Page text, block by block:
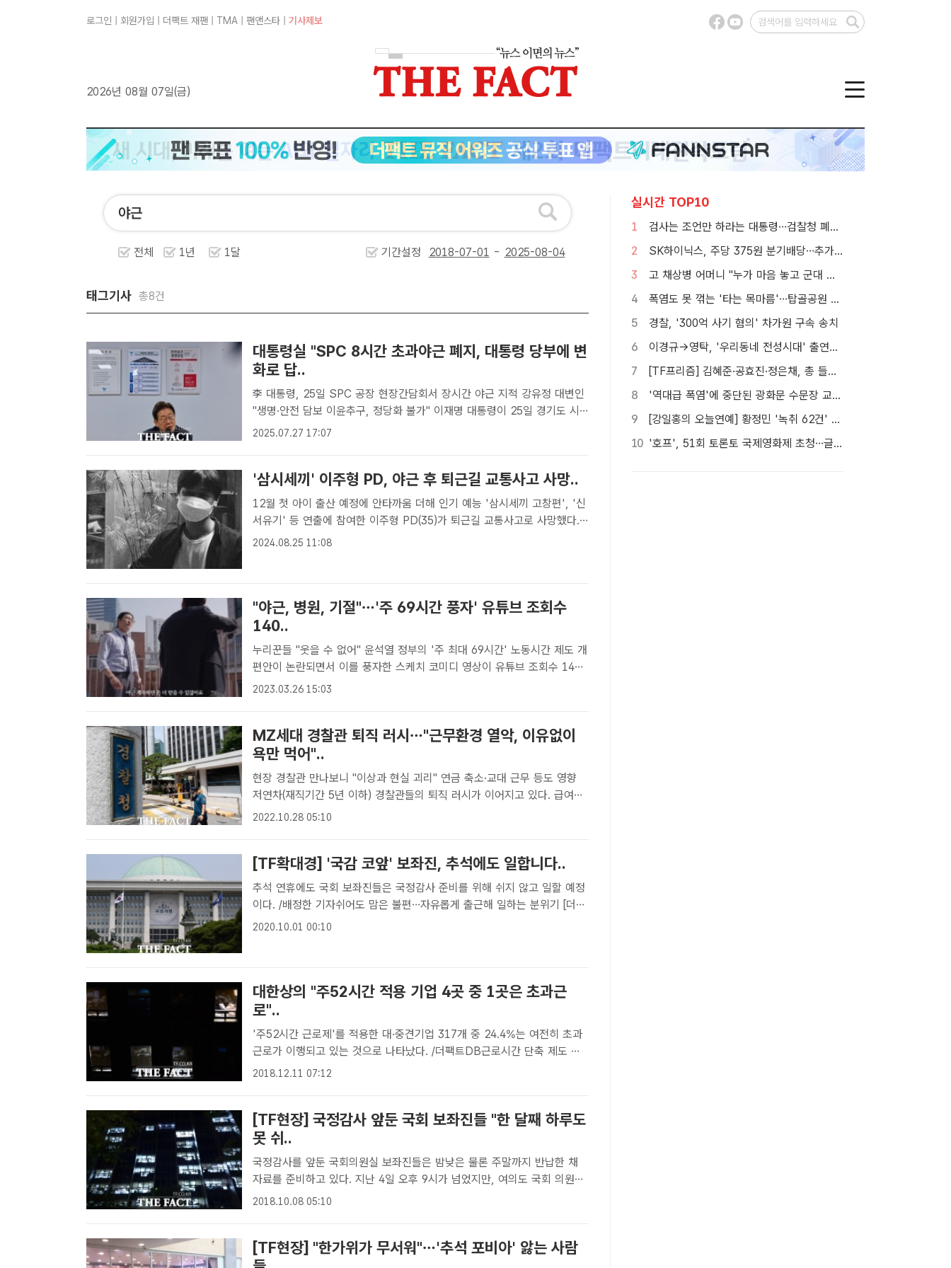
로그인 회원가입 더팩트 재팬 TMA 팬앤스타 기사제보
2026년 08월 07일(금)
전체 1년 1달 기간설정 -
태그기사 총8건
대통령실 "SPC 8시간 초과야근 폐지, 대통령 당부에 변
화로 답..
李 대통령, 25일 SPC 공장 현장간담회서 장시간 야근 지적 강유정 대변인
"생명·안전 담보 이윤추구, 정당화 불가" 이재명 대통령이 25일 경기도 시
흥시 소재 SPC 삼립 시화 공장에서 개최한 노사 현장간담회에서 발언하고
2025.07.27 17:07
'삼시세끼' 이주형 PD, 야근 후 퇴근길 교통사고 사망..
12월 첫 아이 출산 예정에 안타까움 더해 인기 예능 '삼시세끼 고창편', '신
서유기' 등 연출에 참여한 이주형 PD(35)가 퇴근길 교통사고로 사망했다. /
이주형 PD 블로그 갈무리[더팩트ㅣ송다영 기자] 인기 예능 '삼시세끼 고창
2024.08.25 11:08
"야근, 병원, 기절"…'주 69시간 풍자' 유튜브 조회수
140..
누리꾼들 "웃을 수 없어" 윤석열 정부의 '주 최대 69시간' 노동시간 제도 개
편안이 논란되면서 이를 풍자한 스케치 코미디 영상이 유튜브 조회수 140
만 뷰를 돌파했다. /유튜브 채널 '너덜트' 영상 캡쳐[더팩트ㅣ조소현 기자]
2023.03.26 15:03
MZ세대 경찰관 퇴직 러시…"근무환경 열악, 이유없이
욕만 먹어"..
현장 경찰관 만나보니 "이상과 현실 괴리" 연금 축소·교대 근무 등도 영향
저연차(재직기간 5년 이하) 경찰관들의 퇴직 러시가 이어지고 있다. 급여와
업무 스트레스 등 불만이 커지면서 경찰 조직을 떠나고 있는 것으로 풀이된
2022.10.28 05:10
[TF확대경] '국감 코앞' 보좌진, 추석에도 일합니다..
추석 연휴에도 국회 보좌진들은 국정감사 준비를 위해 쉬지 않고 일할 예정
이다. /배정한 기자쉬어도 맘은 불편…자유롭게 출근해 일하는 분위기 [더팩
트｜국회=문혜현 기자] "위에서 시켜서가 아니라, 보좌진 개인이 국감 압박
2020.10.01 00:10
대한상의 "주52시간 적용 기업 4곳 중 1곳은 초과근
로"..
'주52시간 근로제'를 적용한 대·중견기업 317개 중 24.4%는 여전히 초과
근로가 이행되고 있는 것으로 나타났다. /더팩트DB근로시간 단축 제도 적
용 317개사 실태 조사 [더팩트 | 이한림 기자] '주52시간 근로제'가 시행된
2018.12.11 07:12
[TF현장] 국정감사 앞둔 국회 보좌진들 "한 달째 하루도
못 쉬..
국정감사를 앞둔 국회의원실 보좌진들은 밤낮은 물론 주말까지 반납한 채
자료를 준비하고 있다. 지난 4일 오후 9시가 넘었지만, 여의도 국회 의원회
관 곳곳에 불이 켜져 있는 모습. /국회=이원석 기자퇴근시간 '훌쩍' 넘겼지
2018.10.08 05:10
[TF현장] "한가위가 무서워"…'추석 포비아' 앓는 사람
실시간 TOP10
1
검사는 조언만 하라는 대통령…검찰청 폐지 앞둔 합수본 '딜레마'
2
SK하이닉스, 주당 375원 분기배당…추가 주주환원 예고
3
고 채상병 어머니 "누가 마음 놓고 군대 보내겠나"…임성근 징역 3년에 분통
4
폭염도 못 꺾는 '타는 목마름'…탑골공원 아리수 냉장고 가보니
5
경찰, '300억 사기 혐의' 차가원 구속 송치
6
이경규→영탁, '우리동네 전성시대' 출연…내일(8일) 첫 방송
7
[TF프리즘] 김혜준·공효진·정은채, 총 들고 액션 한판
8
'역대급 폭염'에 중단된 광화문 수문장 교대 의식 [포토]
9
[강일홍의 오늘연예] 황정민 '녹취 62건' 속 의문, "왜 이렇게까지"
10
'호프', 51회 토론토 국제영화제 초청…글로벌 행보 계속